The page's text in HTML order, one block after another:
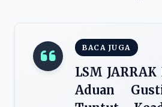
BACA JUGA
LSM
Aduan